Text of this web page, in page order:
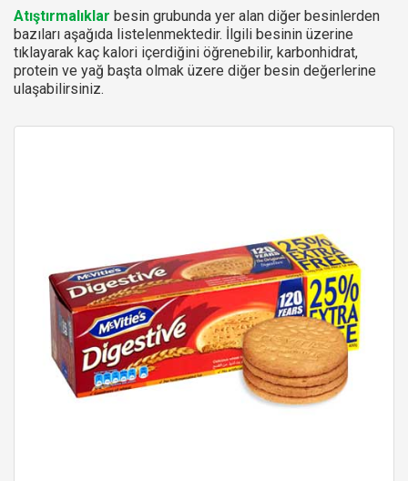
Atıştırmalıklar besin grubunda yer alan diğer besinlerden
bazıları aşağıda listelenmektedir. İlgili besinin üzerine
tıklayarak kaç kalori içerdiğini öğrenebilir, karbonhidrat,
protein ve yağ başta olmak üzere diğer besin değerlerine
ulaşabilirsiniz.